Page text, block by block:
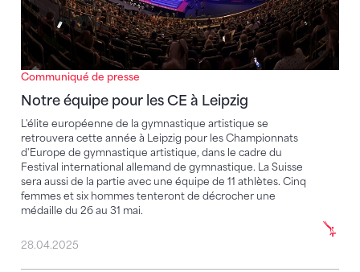
Communiqué de presse
Notre équipe pour les CE à Leipzig
L'élite européenne de la gymnastique artistique se
retrouvera cette année à Leipzig pour les Championnats
d'Europe de gymnastique artistique, dans le cadre du
Festival international allemand de gymnastique. La Suisse
sera aussi de la partie avec une équipe de 11 athlètes. Cinq
femmes et six hommes tenteront de décrocher une
médaille du 26 au 31 mai.
28.04.2025